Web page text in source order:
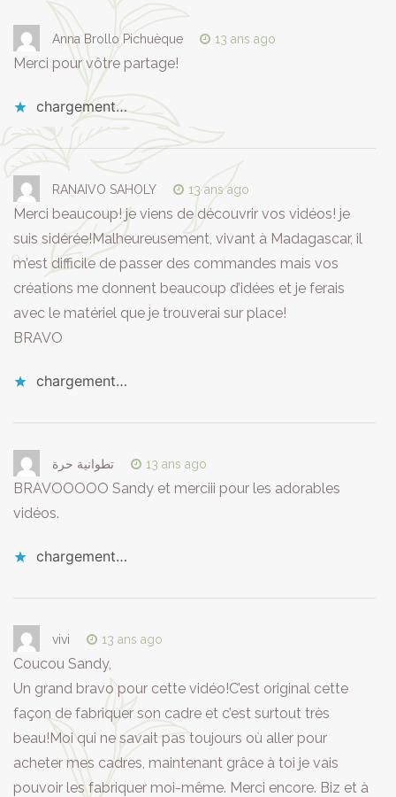
Anna Brollo Pichuèque 13 ans ago
Merci pour vôtre partage!
chargement…
RANAIVO SAHOLY 13 ans ago
Merci beaucoup! je viens de découvrir vos vidéos! je
suis sidérée!Malheureusement, vivant à Madagascar, il
m’est difficile de passer des commandes mais vos
créations me donnent beaucoup d’idées et je ferais
avec le matériel que je trouverai sur place!
BRAVO
chargement…
تطوانية حرة 13 ans ago
BRAVOOOOO Sandy et merciii pour les adorables
vidéos.
chargement…
vivi 13 ans ago
Coucou Sandy,
Un grand bravo pour cette vidéo!C’est original cette
façon de fabriquer son cadre et c’est surtout très
beau!Moi qui ne savait pas toujours où aller pour
acheter mes cadres, maintenant grâce à toi je vais
pouvoir les fabriquer moi-même. Merci encore. Biz et à